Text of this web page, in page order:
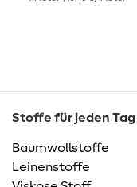
Stoffe für jeden Tag
Baumwollstoffe
Leinenstoffe